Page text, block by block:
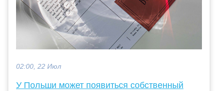
02:00, 22 Июл
У Польши может появиться собственный